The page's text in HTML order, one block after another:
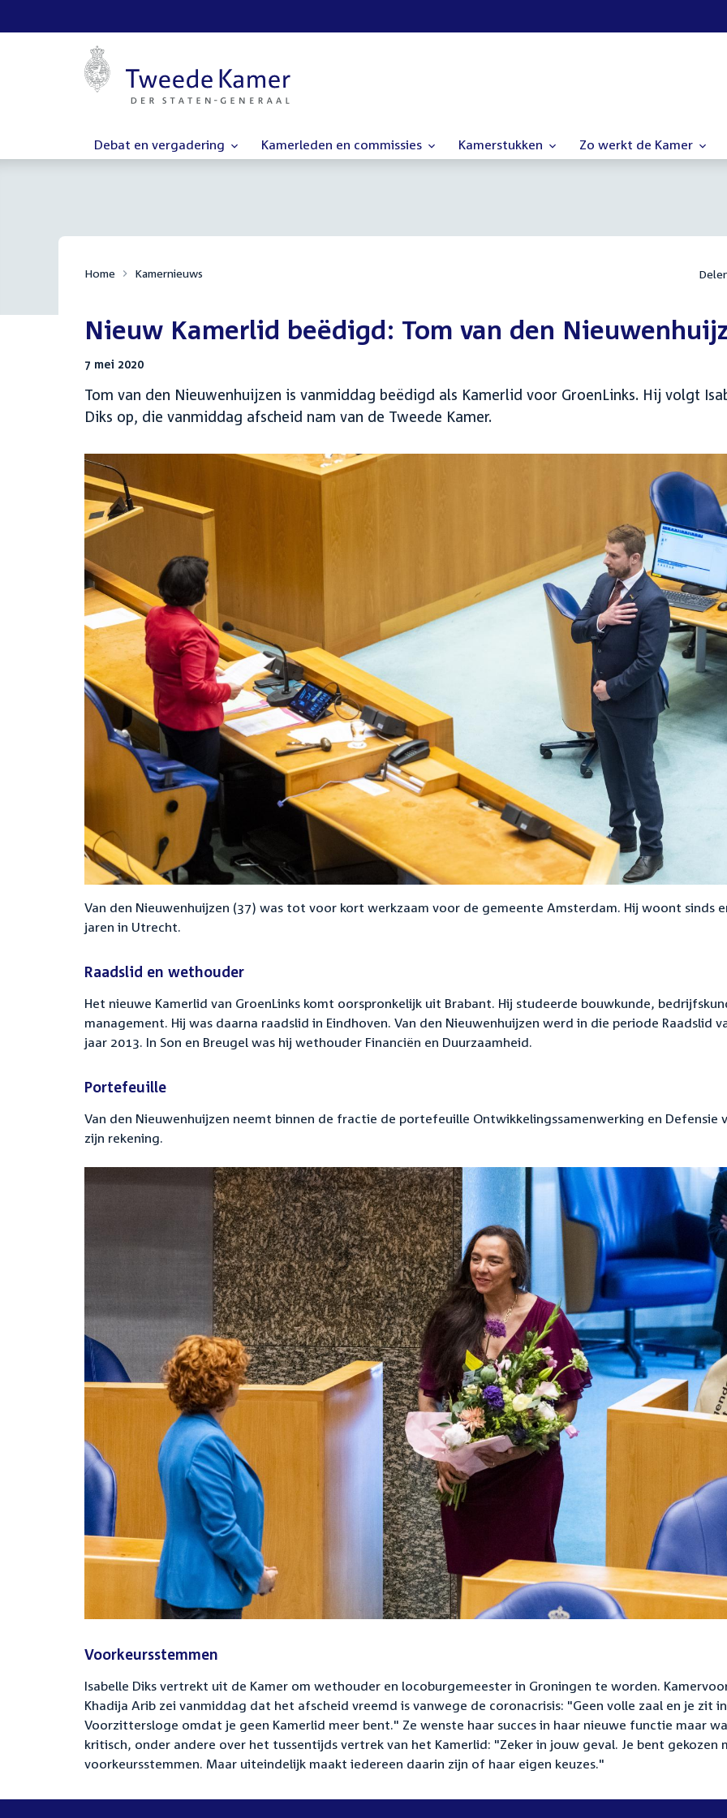
Debat en vergadering Kamerleden en commissies Kamerstukken Zo werkt de Kamer
Home Kamernieuws
Nieuw Kamerlid beëdigd: Tom van den
7 mei 2020
Tom van den Nieuwenhuijzen is vanmiddag beëdigd als Kamerlid voor GroenLinks. Hij volgt
Diks op, die vanmiddag afscheid nam van de Tweede Kamer.
Van den Nieuwenhuijzen (37) was tot voor kort werkzaam voor de gemeente Amsterdam. Hij woont sinds
jaren in Utrecht.
Raadslid en wethouder
Het nieuwe Kamerlid van GroenLinks komt oorspronkelijk uit Brabant. Hij studeerde bouwkunde,
management. Hij was daarna raadslid in Eindhoven. Van den Nieuwenhuijzen werd in die periode Raadslid
jaar 2013. In Son en Breugel was hij wethouder Financiën en Duurzaamheid.
Portefeuille
Van den Nieuwenhuijzen neemt binnen de fractie de portefeuille Ontwikkelingssamenwerking en Defensie
zijn rekening.
Voorkeursstemmen
Isabelle Diks vertrekt uit de Kamer om wethouder en locoburgemeester in Groningen te worden.
Khadija Arib zei vanmiddag dat het afscheid vreemd is vanwege de coronacrisis: "Geen volle zaal en je zit
Voorzittersloge omdat je geen Kamerlid meer bent." Ze wenste haar succes in haar nieuwe functie maar
kritisch, onder andere over het tussentijds vertrek van het Kamerlid: "Zeker in jouw geval. Je bent gekozen
voorkeursstemmen. Maar uiteindelijk maakt iedereen daarin zijn of haar eigen keuzes."